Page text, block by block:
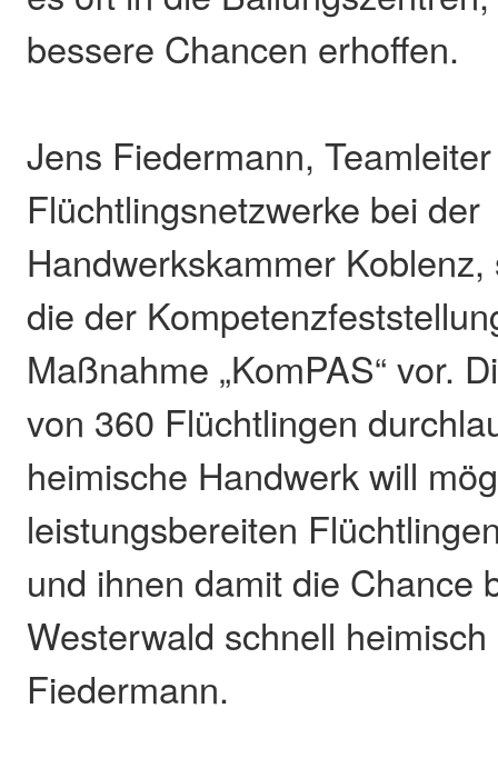
bessere Chancen erhoffen.
Jens Fiedermann,
Flüchtlingsnetzwerke bei der
Handwerkskammer
die der
Maßnahme „KomPAS“ vor.
von 360 Flüchtlingen
heimische Handwerk will
leistungsbereiten
und ihnen damit die Chance
Westerwald schnell heimisch
Fiedermann.